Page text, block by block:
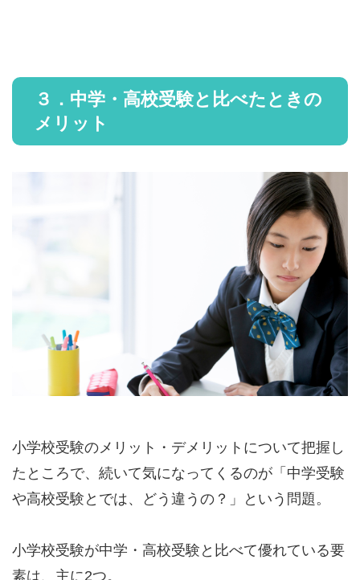
３．中学・高校受験と比べたときの
メリット
小学校受験のメリット・デメリットについて把握し
たところで、続いて気になってくるのが「中学受験
や高校受験とでは、どう違うの？」という問題。
小学校受験が中学・高校受験と比べて優れている要
素は、主に2つ。